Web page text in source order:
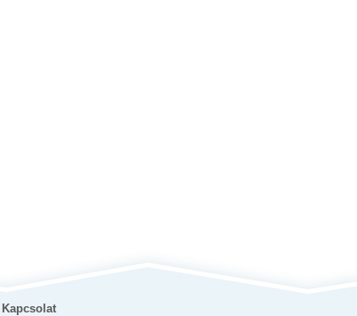
Kapcsolat